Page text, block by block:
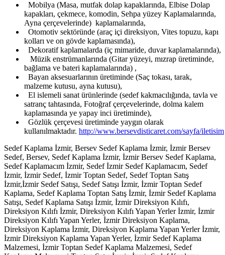
Mobilya (Masa, mutfak dolap kapaklarında, Elbise Dolap
kapakları, çekmece, komodin, Sehpa yüzey Kaplamalarında,
Ayna çerçevelerinde) kaplamalarında,
Otomotiv sektöründe (araç içi direksiyon, Vites topuzu, kapı
kolları ve on gövde kaplamasında),
Dekoratif kaplamalarda (iç mimaride, duvar kaplamalarında),
Müzik enstrümanlarında (Gitar yüzeyi, mızrap üretiminde,
bağlama ve bateri kaplamalarında) ,
Bayan aksesuarlarının üretiminde (Saç tokası, tarak,
malzeme kutusu, ayna kutusu),
El islemeli sanat ürünlerinde (sedef kakmacılığında, tavla ve
satranç tahtasında, Fotoğraf çerçevelerinde, dolma kalem
kaplamasında ye yapay inci üretiminde),
Gözlük çerçevesi üretiminde yaygın olarak
kullanılmaktadır. http://www.bersevdisticaret.com/sayfa/iletisim
Sedef Kaplama İzmir, Bersev Sedef Kaplama İzmir, İzmir Bersev
Sedef, Bersev, Sedef Kaplama İzmir, İzmir Bersev Sedef Kaplama,
Sedef Kaplamacım İzmir, Sedef İzmir Sedef Kaplamacım, Sedef
İzmir, İzmir Sedef, İzmir Toptan Sedef, Sedef Toptan Satış
İzmir,İzmir Sedef Satışı, Sedef Satışı İzmir, İzmir Toptan Sedef
Kaplama, Sedef Kaplama Toptan Satış İzmir, İzmir Sedef Kaplama
Satışı, Sedef Kaplama Satışı İzmir, İzmir Direksiyon Kılıfı,
Direksiyon Kılıfı İzmir, Direksiyon Kılıfı Yapan Yerler İzmir, İzmir
Direksiyon Kılıfı Yapan Yerler, İzmir Direksiyon Kaplama,
Direksiyon Kaplama İzmir, Direksiyon Kaplama Yapan Yerler İzmir,
İzmir Direksiyon Kaplama Yapan Yerler, İzmir Sedef Kaplama
Malzemesi, İzmir Toptan Sedef Kaplama Malzemesi, Sedef